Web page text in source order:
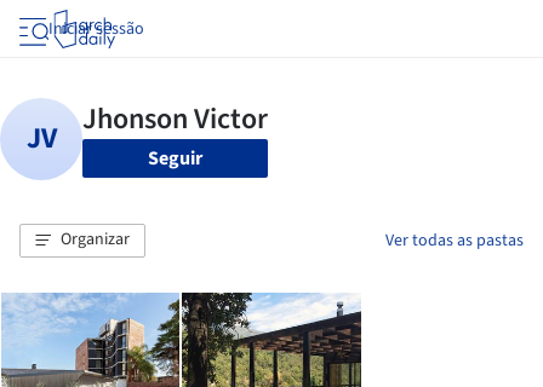
Iniciar sessão
Seguir
Organizar Ver todas as pastas